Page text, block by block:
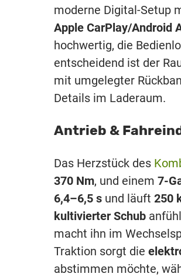
moderne Digital-Setup
Apple CarPlay/Android
hochwertig, die
entscheidend ist der
mit umgelegter
Details im Laderaum.
Antrieb &
Das Herzstück des
370 Nm, und einem 7-
6,4–6,5 s und läuft 250
kultivierter Schub
macht ihn im
Traktion sorgt die
abstimmen möchte,